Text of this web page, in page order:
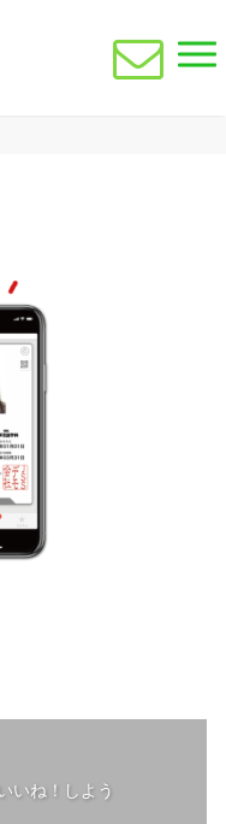
いね！しよう